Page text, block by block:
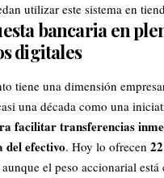
utilizar este sistema en
bancaria en
digitales
tiene una dimensión
una década como una
facilitar transferencias
del efectivo. Hoy lo ofrecen
aunque el peso accionarial